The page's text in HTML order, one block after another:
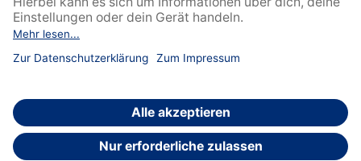
Cookie-Einstellungen